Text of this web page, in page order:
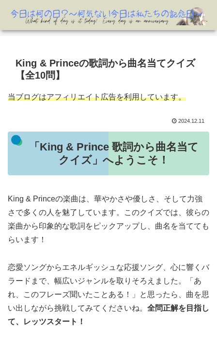
King & Princeの歌詞から曲名当てクイズ
【全10問】
当ブログはアフィリエイト広告を利用しています。
2024.12.11
「King & Prince 歌詞から曲名当て
クイズ」へようこそ！
King & Princeの楽曲は、華やかさや優しさ、そして力強
さで多くの人を魅了しています。このクイズでは、彼らの
楽曲から印象的な歌詞をピックアップし、曲名を当てても
らいます！
恋愛ソングからエネルギッシュな応援ソング、心に響くバ
ラードまで、幅広いジャンルを取りそろえました。「あ
れ、このフレーズ聞いたことある！」と思ったら、曲を思
い出しながら挑戦してみてくださいね。 全問正解を目指し
て、レッツスタート！